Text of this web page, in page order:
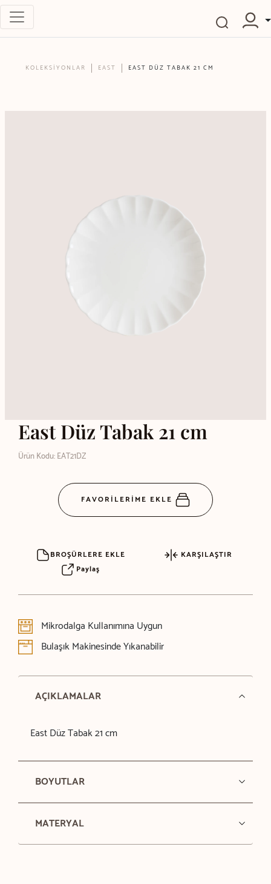
KOLEKSİYONLAR EAST EAST DÜZ TABAK 21 CM
East Düz Tabak 21 cm
Ürün Kodu: EAT21DZ
FAVORİLERİME EKLE
BROŞÜRLERE EKLE
KARŞILAŞTIR
Paylaş
Mikrodalga Kullanımına Uygun
Bulaşık Makinesinde Yıkanabilir
AÇIKLAMALAR
East Düz Tabak 21 cm
BOYUTLAR
MATERYAL